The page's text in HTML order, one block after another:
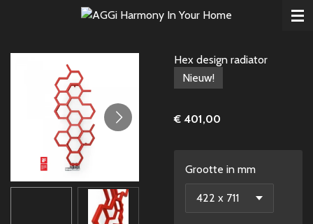
hoofdinhoud
Hex design radiator
Nieuw!
€ 401,00
Grootte in mm